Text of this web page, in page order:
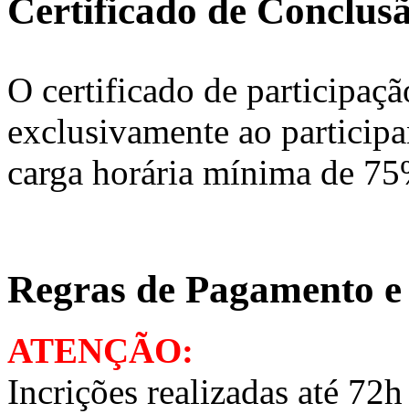
Certificado de
O certificado de
exclusivamente ao
carga horária mínima de
Regras de Pagamento
ATENÇÃO:
Incrições realizadas até